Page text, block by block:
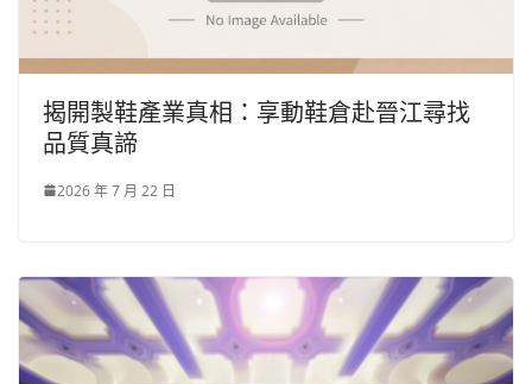
揭開製鞋產業真相：享動鞋倉赴晉江尋找
品質真諦
2026 年 7 月 22 日